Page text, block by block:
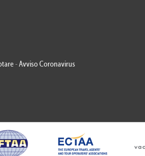
-Avviso Coronavirus